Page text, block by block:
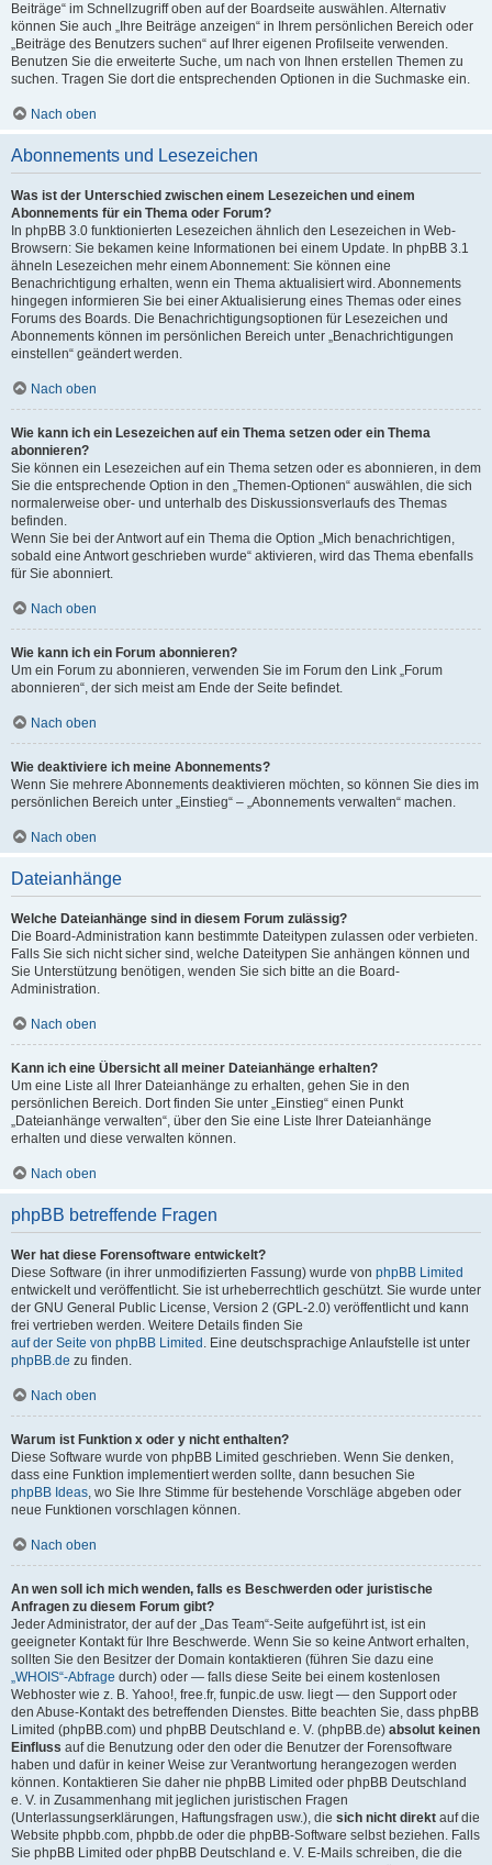
Beiträge“ im Schnellzugriff oben auf der Boardseite auswählen. Alternativ
können Sie auch „Ihre Beiträge anzeigen“ in Ihrem persönlichen Bereich oder
„Beiträge des Benutzers suchen“ auf Ihrer eigenen Profilseite verwenden.
Benutzen Sie die erweiterte Suche, um nach von Ihnen erstellen Themen zu
suchen. Tragen Sie dort die entsprechenden Optionen in die Suchmaske ein.
Nach oben
Abonnements und Lesezeichen
Was ist der Unterschied zwischen einem Lesezeichen und einem
Abonnements für ein Thema oder Forum?
In phpBB 3.0 funktionierten Lesezeichen ähnlich den Lesezeichen in Web-
Browsern: Sie bekamen keine Informationen bei einem Update. In phpBB 3.1
ähneln Lesezeichen mehr einem Abonnement: Sie können eine
Benachrichtigung erhalten, wenn ein Thema aktualisiert wird. Abonnements
hingegen informieren Sie bei einer Aktualisierung eines Themas oder eines
Forums des Boards. Die Benachrichtigungsoptionen für Lesezeichen und
Abonnements können im persönlichen Bereich unter „Benachrichtigungen
einstellen“ geändert werden.
Nach oben
Wie kann ich ein Lesezeichen auf ein Thema setzen oder ein Thema
abonnieren?
Sie können ein Lesezeichen auf ein Thema setzen oder es abonnieren, in dem
Sie die entsprechende Option in den „Themen-Optionen“ auswählen, die sich
normalerweise ober- und unterhalb des Diskussionsverlaufs des Themas
befinden.
Wenn Sie bei der Antwort auf ein Thema die Option „Mich benachrichtigen,
sobald eine Antwort geschrieben wurde“ aktivieren, wird das Thema ebenfalls
für Sie abonniert.
Nach oben
Wie kann ich ein Forum abonnieren?
Um ein Forum zu abonnieren, verwenden Sie im Forum den Link „Forum
abonnieren“, der sich meist am Ende der Seite befindet.
Nach oben
Wie deaktiviere ich meine Abonnements?
Wenn Sie mehrere Abonnements deaktivieren möchten, so können Sie dies im
persönlichen Bereich unter „Einstieg“ – „Abonnements verwalten“ machen.
Nach oben
Dateianhänge
Welche Dateianhänge sind in diesem Forum zulässig?
Die Board-Administration kann bestimmte Dateitypen zulassen oder verbieten.
Falls Sie sich nicht sicher sind, welche Dateitypen Sie anhängen können und
Sie Unterstützung benötigen, wenden Sie sich bitte an die Board-
Administration.
Nach oben
Kann ich eine Übersicht all meiner Dateianhänge erhalten?
Um eine Liste all Ihrer Dateianhänge zu erhalten, gehen Sie in den
persönlichen Bereich. Dort finden Sie unter „Einstieg“ einen Punkt
„Dateianhänge verwalten“, über den Sie eine Liste Ihrer Dateianhänge
erhalten und diese verwalten können.
Nach oben
phpBB betreffende Fragen
Wer hat diese Forensoftware entwickelt?
Diese Software (in ihrer unmodifizierten Fassung) wurde von phpBB Limited
entwickelt und veröffentlicht. Sie ist urheberrechtlich geschützt. Sie wurde unter
der GNU General Public License, Version 2 (GPL-2.0) veröffentlicht und kann
frei vertrieben werden. Weitere Details finden Sie
auf der Seite von phpBB Limited . Eine deutschsprachige Anlaufstelle ist unter
phpBB.de zu finden.
Nach oben
Warum ist Funktion x oder y nicht enthalten?
Diese Software wurde von phpBB Limited geschrieben. Wenn Sie denken,
dass eine Funktion implementiert werden sollte, dann besuchen Sie
phpBB Ideas, wo Sie Ihre Stimme für bestehende Vorschläge abgeben oder
neue Funktionen vorschlagen können.
Nach oben
An wen soll ich mich wenden, falls es Beschwerden oder juristische
Anfragen zu diesem Forum gibt?
Jeder Administrator, der auf der „Das Team“-Seite aufgeführt ist, ist ein
geeigneter Kontakt für Ihre Beschwerde. Wenn Sie so keine Antwort erhalten,
sollten Sie den Besitzer der Domain kontaktieren (führen Sie dazu eine
„WHOIS“-Abfrage durch) oder — falls diese Seite bei einem kostenlosen
Webhoster wie z. B. Yahoo!, free.fr, funpic.de usw. liegt — den Support oder
den Abuse-Kontakt des betreffenden Dienstes. Bitte beachten Sie, dass phpBB
Limited (phpBB.com) und phpBB Deutschland e. V. (phpBB.de) absolut keinen
Einfluss auf die Benutzung oder den oder die Benutzer der Forensoftware
haben und dafür in keiner Weise zur Verantwortung herangezogen werden
können. Kontaktieren Sie daher nie phpBB Limited oder phpBB Deutschland
e. V. in Zusammenhang mit jeglichen juristischen Fragen
(Unterlassungserklärungen, Haftungsfragen usw.), die sich nicht direkt auf die
Website phpbb.com, phpbb.de oder die phpBB-Software selbst beziehen. Falls
Sie phpBB Limited oder phpBB Deutschland e. V. E-Mails schreiben, die die